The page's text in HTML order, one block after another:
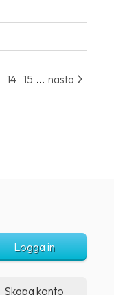
14 15 ... nästa
Logga in
Skapa konto